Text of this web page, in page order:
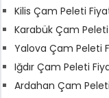
Kilis Çam Peleti
Karabük Çam Peleti
Yalova Çam Peleti
Iğdır Çam Peleti
Ardahan Çam